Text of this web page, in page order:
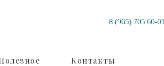
8 (965) 705 60-01
Контакты